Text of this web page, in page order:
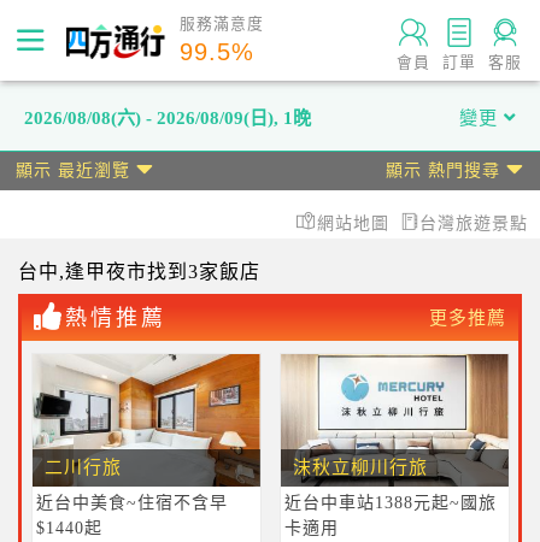
服務滿意度
99.5% 會員 訂單 客服
2026/08/08(六) - 2026/08/09(日), 1晚 變更
顯示 最近瀏覽 顯示 熱門搜尋
網站地圖 台灣旅遊景點
台中,逢甲夜市找到3家飯店
熱情推薦 更多推薦
二川行旅
近台中美食~住宿不含早
$1440起
沫秋立柳川行旅
近台中車站1388元起~國旅
卡適用